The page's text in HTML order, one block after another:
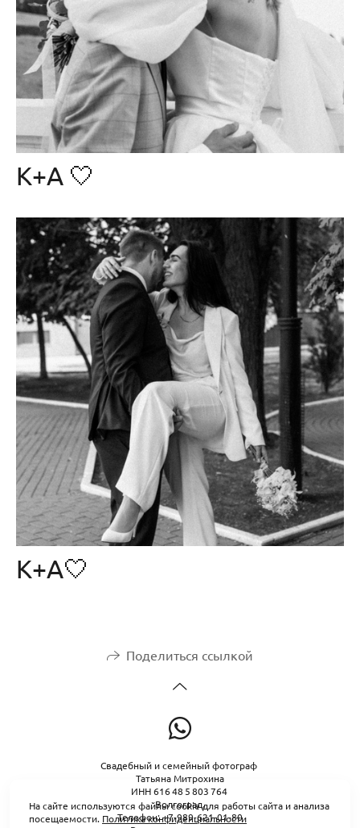
К+А 🤍
К+А🤍
Поделиться ссылкой
Свадебный и семейный фотограф
Татьяна Митрохина
ИНН 616 48 5 803 764
Волгоград.
Телефон: +7-989-621-01-80
На сайте используются файлы cookie для работы сайта и анализа
посещаемости. Политика конфиденциальности